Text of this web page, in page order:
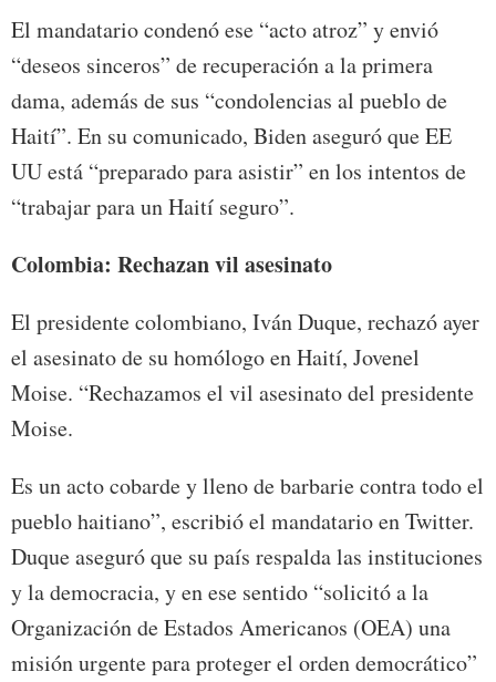
El mandatario condenó ese “acto atroz” y envió
“deseos sinceros” de recuperación a la primera
dama, además de sus “condolencias al pueblo de
Haití”. En su comunicado, Biden aseguró que EE
UU está “preparado para asistir” en los intentos de
“trabajar para un Haití seguro”.
Colombia: Rechazan vil asesinato
El presidente colombiano, Iván Duque, rechazó ayer
el asesinato de su homólogo en Haití, Jovenel
Moise. “Rechazamos el vil asesinato del presidente
Moise.
Es un acto cobarde y lleno de barbarie contra todo el
pueblo haitiano”, escribió el mandatario en Twitter.
Duque aseguró que su país respalda las instituciones
y la democracia, y en ese sentido “solicitó a la
Organización de Estados Americanos (OEA) una
misión urgente para proteger el orden democrático”